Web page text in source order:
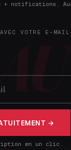
+ notifications.
VOTRE E-MAIL
→
en un clic.